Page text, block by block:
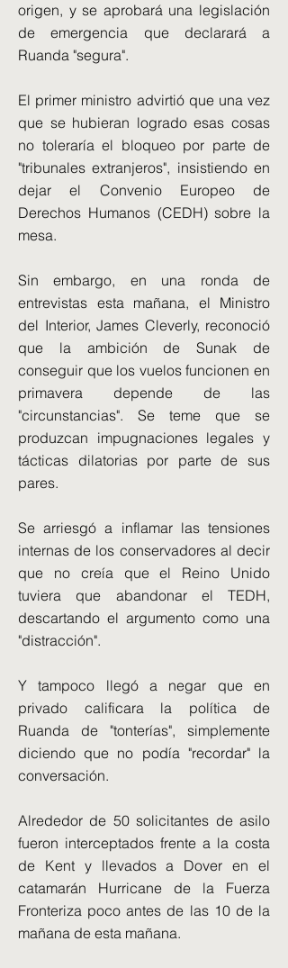
origen, y se aprobará una legislación
de emergencia que declarará a
Ruanda "segura".
El primer ministro advirtió que una vez
que se hubieran logrado esas cosas
no toleraría el bloqueo por parte de
"tribunales extranjeros", insistiendo en
dejar el Convenio Europeo de
Derechos Humanos (CEDH) sobre la
mesa.
Sin embargo, en una ronda de
entrevistas esta mañana, el Ministro
del Interior, James Cleverly, reconoció
que la ambición de Sunak de
conseguir que los vuelos funcionen en
primavera depende de las
"circunstancias". Se teme que se
produzcan impugnaciones legales y
tácticas dilatorias por parte de sus
pares.
Se arriesgó a inflamar las tensiones
internas de los conservadores al decir
que no creía que el Reino Unido
tuviera que abandonar el TEDH,
descartando el argumento como una
"distracción".
Y tampoco llegó a negar que en
privado calificara la política de
Ruanda de "tonterías", simplemente
diciendo que no podía "recordar" la
conversación.
Alrededor de 50 solicitantes de asilo
fueron interceptados frente a la costa
de Kent y llevados a Dover en el
catamarán Hurricane de la Fuerza
Fronteriza poco antes de las 10 de la
mañana de esta mañana.